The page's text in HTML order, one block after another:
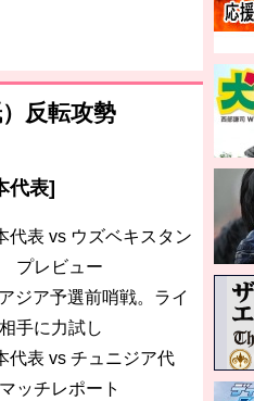
反転攻勢
代表]
代表 vs ウズベキスタン
プレビュー
ジア予選前哨戦。ライ
手に力試し
代表 vs チュニジア代
ッチレポート